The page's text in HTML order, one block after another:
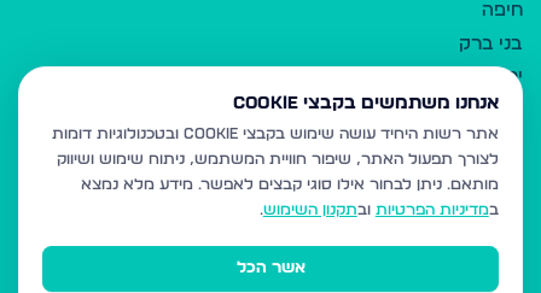
חיפה
בני ברק
ירושלים
אלעד
גבעת זאב
בית שמש
רכסים
מודיעין עילית
אנחנו משתמשים בקבצי Cookie
אתר רשות היחיד עושה שימוש בקבצי Cookie ובטכנולוגיות דומות
לצורך תפעול האתר, שיפור חוויית המשתמש, ניתוח שימוש ושיווק
מותאם. ניתן לבחור אילו סוגי קבצים לאפשר. מידע מלא נמצא
במדיניות הפרטיות ובתקנון השימוש.
אשר הכל